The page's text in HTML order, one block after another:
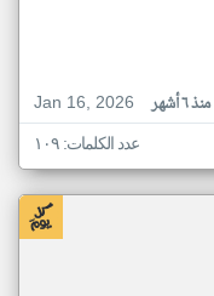
Jan 16, 2026
منذ ٦ أشهر
عدد الكلمات: ١٠٩